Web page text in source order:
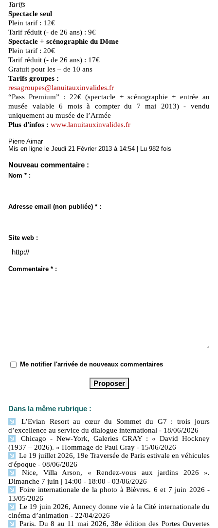
Tarifs
Spectacle seul
Plein tarif : 12€
Tarif réduit (- de 26 ans) : 9€
Spectacle + scénographie du Dôme
Plein tarif : 20€
Tarif réduit (- de 26 ans) : 17€
Gratuit pour les – de 10 ans
Tarifs groupes :
resagroupes@lanuitauxinvalides.fr
“Pass Premium” : 22€ (spectacle + scénographie + entrée au
musée valable 6 mois à compter du 7 mai 2013) - vendu
uniquement au musée de l’Armée
Plus d'infos : www.lanuitauxinvalides.fr
Pierre Aimar
Mis en ligne le Jeudi 21 Février 2013 à 14:54 | Lu 982 fois
Nouveau commentaire :
Nom * :
Adresse email (non publiée) * :
Site web :
Commentaire * :
Me notifier l'arrivée de nouveaux commentaires
Dans la même rubrique :
L’Evian Resort au cœur du Sommet du G7 : trois jours
d’excellence au service du dialogue international - 18/06/2026
Chicago - New-York, Galeries GRAY : « David Hockney
(1937 – 2026). » Hommage de Paul Gray - 15/06/2026
Le 19 juillet 2026, 19e Traversée de Paris estivale en véhicules
d'époque - 08/06/2026
Nice, Villa Arson, « Rendez-vous aux jardins 2026 ».
Dimanche 7 juin | 14:00 - 18:00 - 03/06/2026
Foire internationale de la photo à Bièvres. 6 et 7 juin 2026 -
13/05/2026
Le 19 juin 2026, Annecy donne vie à la Cité internationale du
cinéma d’animation - 22/04/2026
Paris. Du 8 au 11 mai 2026, 38e édition des Portes Ouvertes